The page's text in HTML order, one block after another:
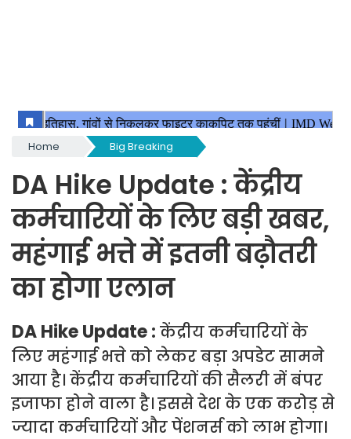
Home Big Breaking
DA Hike Update : केंद्रीय
कर्मचारियों के लिए बड़ी खबर,
महंगाई भत्ते में इतनी बढ़ौतरी
का होगा एलान
DA Hike Update : केंद्रीय कर्मचारियों के
लिए महंगाई भत्ते को लेकर बड़ा अपडेट सामने
आया है। केंद्रीय कर्मचारियों की सैलरी में बंपर
इजाफा होने वाला है। इससे देश के एक करोड़ से
ज्यादा कर्मचारियों और पेंशनर्स को लाभ होगा।